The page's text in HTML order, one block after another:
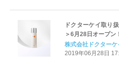
ドクターケイ取り
＞6月28日オープン！
株式会社ドクターケ
2019年06月28日